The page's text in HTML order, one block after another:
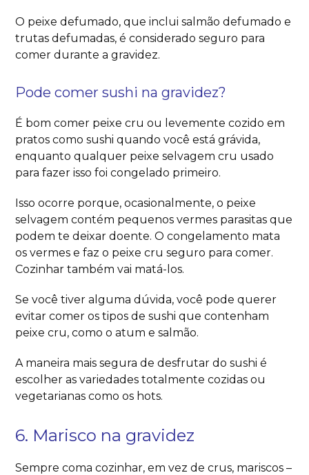
O peixe defumado, que inclui salmão defumado e
trutas defumadas, é considerado seguro para
comer durante a gravidez.
Pode comer sushi na gravidez?
É bom comer peixe cru ou levemente cozido em
pratos como sushi quando você está grávida,
enquanto qualquer peixe selvagem cru usado
para fazer isso foi congelado primeiro.
Isso ocorre porque, ocasionalmente, o peixe
selvagem contém pequenos vermes parasitas que
podem te deixar doente. O congelamento mata
os vermes e faz o peixe cru seguro para comer.
Cozinhar também vai matá-los.
Se você tiver alguma dúvida, você pode querer
evitar comer os tipos de sushi que contenham
peixe cru, como o atum e salmão.
A maneira mais segura de desfrutar do sushi é
escolher as variedades totalmente cozidas ou
vegetarianas como os hots.
6. Marisco na gravidez
Sempre coma cozinhar, em vez de crus, mariscos –